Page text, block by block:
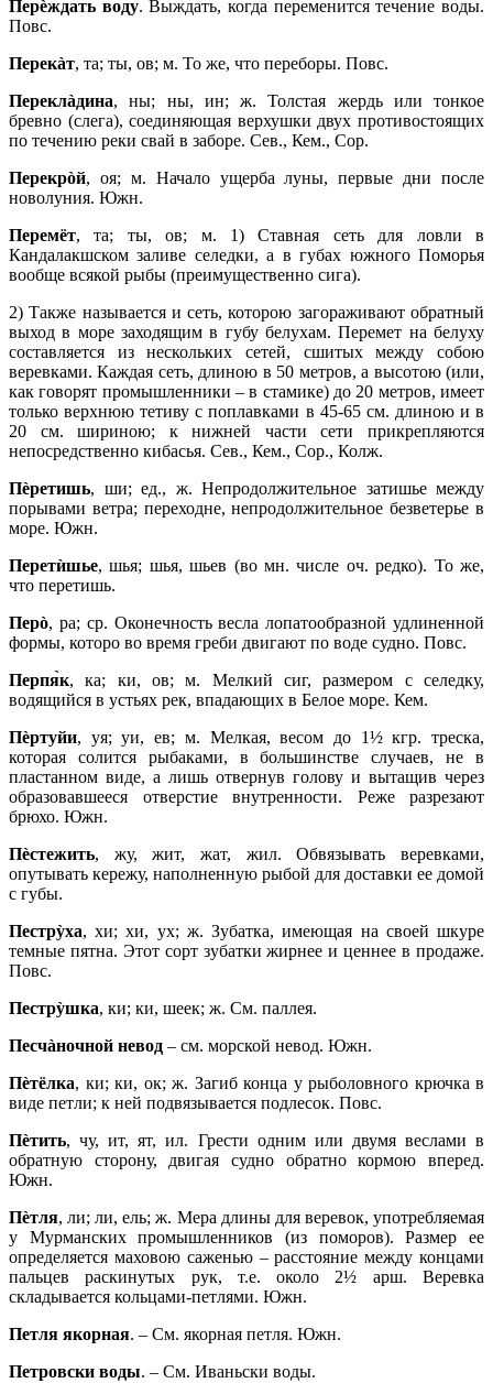
Перèждать воду. Выждать, когда переменится течение воды.
Повс.
Перекàт, та; ты, ов; м. То же, что переборы. Повс.
Переклàдина, ны; ны, ин; ж. Толстая жердь или тонкое
бревно (слега), соединяющая верхушки двух противостоящих
по течению реки свай в заборе. Сев., Кем., Сор.
Перекрòй, оя; м. Начало ущерба луны, первые дни после
новолуния. Южн.
Перемёт, та; ты, ов; м. 1) Ставная сеть для ловли в
Кандалакшском заливе селедки, а в губах южного Поморья
вообще всякой рыбы (преимущественно сига).
2) Также называется и сеть, которою загораживают обратный
выход в море заходящим в губу белухам. Перемет на белуху
составляется из нескольких сетей, сшитых между собою
веревками. Каждая сеть, длиною в 50 метров, а высотою (или,
как говорят промышленники – в стамике) до 20 метров, имеет
только верхнюю тетиву с поплавками в 45‑65 см. длиною и в
20 см. шириною; к нижней части сети прикрепляются
непосредственно кибасья. Сев., Кем., Сор., Колж.
Пèретишь, ши; ед., ж. Непродолжительное затишье между
порывами ветра; переходне, непродолжительное безветерье в
море. Южн.
Перетѝшье, шья; шья, шьев (во мн. числе оч. редко). То же,
что перетишь.
Перò, ра; ср. Оконечность весла лопатообразной удлиненной
формы, которо во время греби двигают по воде судно. Повс.
Перпя̀к, ка; ки, ов; м. Мелкий сиг, размером с селедку,
водящийся в устьях рек, впадающих в Белое море. Кем.
Пèртуйи, уя; уи, ев; м. Мелкая, весом до 1½ кгр. треска,
которая солится рыбаками, в большинстве случаев, не в
пластанном виде, а лишь отвернув голову и вытащив через
образовавшееся отверстие внутренности. Реже разрезают
брюхо. Южн.
Пèстежить, жу, жит, жат, жил. Обвязывать веревками,
опутывать кережу, наполненную рыбой для доставки ее домой
с губы.
Пестрỳха, хи; хи, ух; ж. Зубатка, имеющая на своей шкуре
темные пятна. Этот сорт зубатки жирнее и ценнее в продаже.
Повс.
Пестрỳшка, ки; ки, шеек; ж. См. паллея.
Песчàночной невод – см. морской невод. Южн.
Пèтёлка, ки; ки, ок; ж. Загиб конца у рыболовного крючка в
виде петли; к ней подвязывается подлесок. Повс.
Пèтить, чу, ит, ят, ил. Грести одним или двумя веслами в
обратную сторону, двигая судно обратно кормою вперед.
Южн.
Пèтля, ли; ли, ель; ж. Мера длины для веревок, употребляемая
у Мурманских промышленников (из поморов). Размер ее
определяется маховою саженью – расстояние между концами
пальцев раскинутых рук, т.е. около 2½ арш. Веревка
складывается кольцами-петлями. Южн.
Петля якорная. – См. якорная петля. Южн.
Петровски воды. – См. Иваньски воды.